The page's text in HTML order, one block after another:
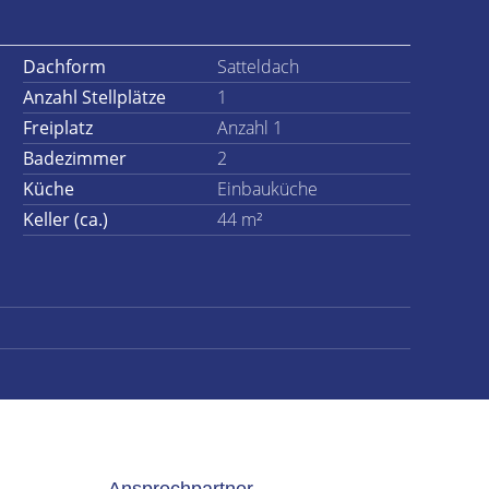
Dachform
Satteldach
Anzahl Stellplätze
1
Freiplatz
Anzahl 1
Badezimmer
2
Küche
Einbauküche
Keller (ca.)
44 m²